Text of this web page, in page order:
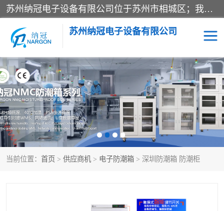
苏州纳冠电子设备有限公司位于苏州市相城区；我司依托国外先进技术结合国内用户的需求，为客户提供具有WMS功能的超低湿快速除湿电子防潮，压缩空气连续干燥柜、智能物料管理氮气储物柜、自制氮氮气柜、防潮氮气组合柜、不锈钢洁净氮气柜、洁净储物柜、石墨舟柜、亮灯导引丝网板存储柜、PCB柔性板气密干燥柜等
苏州纳冠电子设备有限公司
当前位置： 首页 > 供应商机 > 电子防潮箱 > 深圳防潮箱 防潮柜
电子防潮箱 氮气柜
智能料架 干燥箱